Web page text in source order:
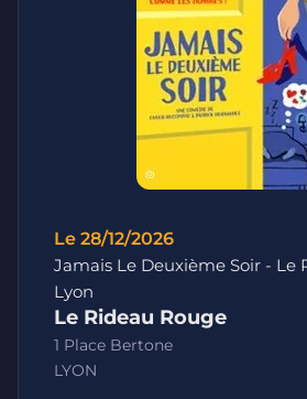
Le 28/12/2026
Jamais Le Deuxième Soir - Le
Lyon
Le Rideau Rouge
1 Place Bertone
LYON